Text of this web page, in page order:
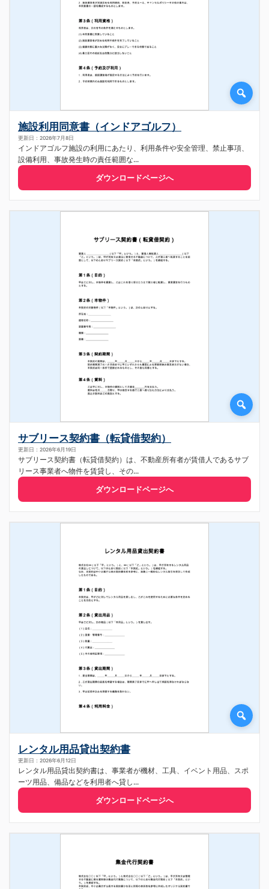
施設利用同意書（インドアゴルフ）
更新日：2026年7月8日
インドアゴルフ施設の利用にあたり、利用条件や安全管理、禁止事項、
設備利用、事故発生時の責任範囲な...
ダウンロードページへ
サブリース契約書（転貸借契約）
更新日：2026年6月19日
サブリース契約書（転貸借契約）は、不動産所有者が賃借人であるサブ
リース事業者へ物件を賃貸し、その...
ダウンロードページへ
レンタル用品貸出契約書
更新日：2026年6月12日
レンタル用品貸出契約書は、事業者が機材、工具、イベント用品、スポ
ーツ用品、備品などを利用者へ貸し...
ダウンロードページへ